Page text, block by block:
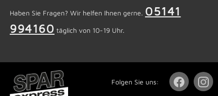
Haben Sie Fragen? Wir helfen Ihnen gerne. 05141
994160 täglich von 10-19 Uhr.
Folgen Sie uns: